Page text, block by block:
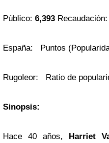
Público: 6,393 Recaudación:
España: Puntos
Rugoleor: Ratio de
Sinopsis:
Hace 40 años, Harriet